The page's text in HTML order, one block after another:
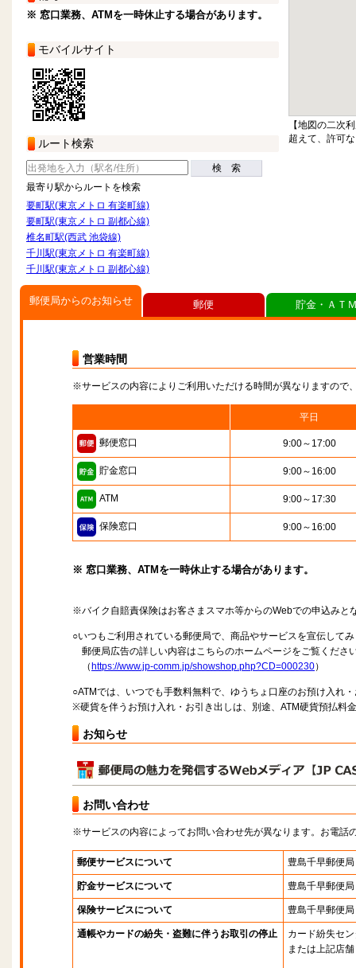
※ 窓口業務、ATMを一時休止する場合があります。
モバイルサイト
ルート検索
検 索
最寄り駅からルートを検索
要町駅(東京メトロ 有楽町線)
要町駅(東京メトロ 副都心線)
椎名町駅(西武 池袋線)
千川駅(東京メトロ 有楽町線)
千川駅(東京メトロ 副都心線)
【地図の二次
超えて、許可
郵便局からのお知らせ
営業時間
※サービスの内容によりご利用いただける時間が異なりますので
平日
郵便窓口 9:00～17:00
貯金窓口 9:00～16:00
ATM 9:00～17:30
保険窓口 9:00～16:00
※ 窓口業務、ATMを一時休止する場合があります。
※バイク自賠責保険はお客さまスマホ等からのWebでの申込みと
○いつもご利用されている郵便局で、商品やサービスを宣伝して
郵便局広告の詳しい内容はこちらのホームページをご覧くださ
（ https://www.jp-comm.jp/showshop.php?CD=000230）
○ATMでは、いつでも手数料無料で、ゆうちょ口座のお預け入れ
※硬貨を伴うお預け入れ・お引き出しは、別途、ATM硬貨預払料
お知らせ
お問い合わせ
※サービスの内容によってお問い合わせ先が異なります。お電話
郵便サービスについて 豊島千早郵便局
貯金サービスについて 豊島千早郵便局
保険サービスについて 豊島千早郵便局
通帳やカードの紛失・盗難に伴うお取引の停止
カード紛失セ
または上記店舗
郵便 貯金・ＡＴ